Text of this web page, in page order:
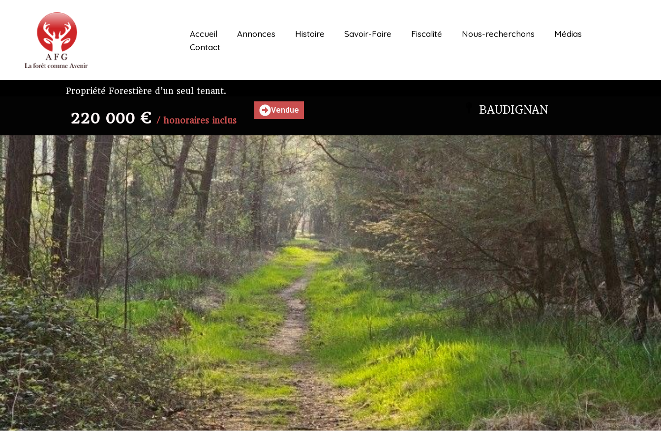
Accueil Annonces Histoire Savoir-Faire Fiscalité Nous-recherchons
Médias
Contact
Propriété Forestière d’un seul tenant.
220 000 €/ honoraires inclus
Vendue BAUDIGNAN